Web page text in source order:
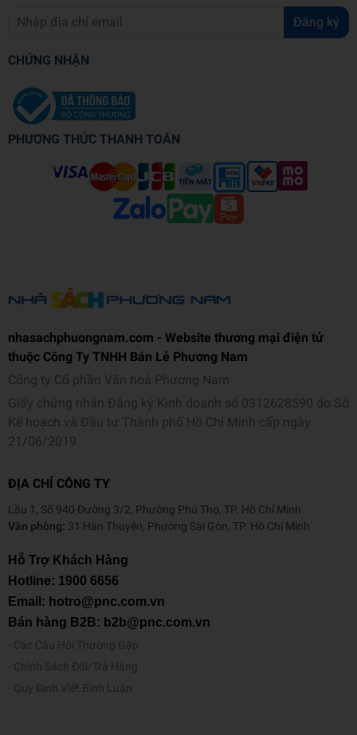
Đăng ký
CHỨNG NHẬN
PHƯƠNG THỨC THANH TOÁN
nhasachphuongnam.com - Website thương mại điện tử
thuộc Công Ty TNHH Bán Lẻ Phương Nam
Công ty Cổ phần Văn hoá Phương Nam
Giấy chứng nhận Đăng ký Kinh doanh số 0312628590 do Sở
Kế hoạch và Đầu tư Thành phố Hồ Chí Minh cấp ngày
21/06/2019
ĐỊA CHỈ CÔNG TY
Lầu 1, Số 940 Đường 3/2, Phường Phú Thọ, TP. Hồ Chí Minh
Văn phòng: 31 Hàn Thuyên, Phường Sài Gòn, TP. Hồ Chí Minh
Hỗ Trợ Khách Hàng
Hotline: 1900 6656
Email: hotro@pnc.com.vn
Bán hàng B2B: b2b@pnc.com.vn
Các Câu Hỏi Thường Gặp
Chính Sách Đổi/Trả Hàng
Quy Định Viết Bình Luận